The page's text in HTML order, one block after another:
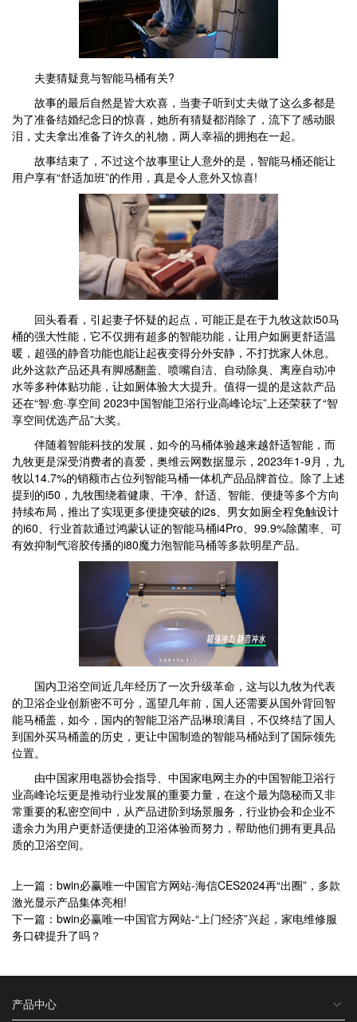
夫妻猜疑竟与智能马桶有关?
故事的最后自然是皆大欢喜，当妻子听到丈夫做了这么多都是
为了准备结婚纪念日的惊喜，她所有猜疑都消除了，流下了感动眼
泪，丈夫拿出准备了许久的礼物，两人幸福的拥抱在一起。
故事结束了，不过这个故事里让人意外的是，智能马桶还能让
用户享有“舒适加班”的作用，真是令人意外又惊喜!
回头看看，引起妻子怀疑的起点，可能正是在于九牧这款i50马
桶的强大性能，它不仅拥有超多的智能功能，让用户如厕更舒适温
暖，超强的静音功能也能让起夜变得分外安静，不打扰家人休息。
此外这款产品还具有脚感翻盖、喷嘴自洁、自动除臭、离座自动冲
水等多种体贴功能，让如厕体验大大提升。值得一提的是这款产品
还在“智·愈·享空间 2023中国智能卫浴行业高峰论坛”上还荣获了“智
享空间优选产品”大奖。
伴随着智能科技的发展，如今的马桶体验越来越舒适智能，而
九牧更是深受消费者的喜爱，奥维云网数据显示，2023年1-9月，九
牧以14.7%的销额市占位列智能马桶一体机产品品牌首位。除了上述
提到的i50，九牧围绕着健康、干净、舒适、智能、便捷等多个方向
持续布局，推出了实现更多便捷突破的i2s、男女如厕全程免触设计
的i60、行业首款通过鸿蒙认证的智能马桶i4Pro、99.9%除菌率、可
有效抑制气溶胶传播的i80魔力泡智能马桶等多款明星产品。
国内卫浴空间近几年经历了一次升级革命，这与以九牧为代表
的卫浴企业创新密不可分，遥望几年前，国人还需要从国外背回智
能马桶盖，如今，国内的智能卫浴产品琳琅满目，不仅终结了国人
到国外买马桶盖的历史，更让中国制造的智能马桶站到了国际领先
位置。
由中国家用电器协会指导、中国家电网主办的中国智能卫浴行
业高峰论坛更是推动行业发展的重要力量，在这个最为隐秘而又非
常重要的私密空间中，从产品进阶到场景服务，行业协会和企业不
遗余力为用户更舒适便捷的卫浴体验而努力，帮助他们拥有更具品
质的卫浴空间。
上一篇：bwin必赢唯一中国官方网站-海信CES2024再“出圈”，多款
激光显示产品集体亮相!
下一篇：bwin必赢唯一中国官方网站-“上门经济”兴起，家电维修服
务口碑提升了吗？
产品中心